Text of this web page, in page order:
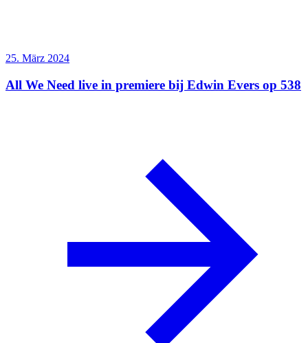
25. März 2024
All We Need live in premiere bij Edwin Evers op 538